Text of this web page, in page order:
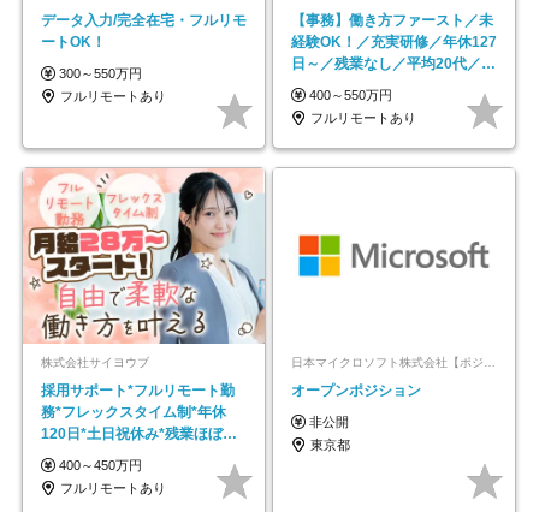
データ入力/完全在宅・フルリモ
ートOK！
300～550万円
フルリモートあり
【事務】働き方ファースト／未
経験OK！／充実研修／年休127
日～／残業なし／平均20代／リ
モートOK
400～550万円
フルリモートあり
株式会社サイヨウブ
採用サポート*フルリモート勤
務*フレックスタイム制*年休
120日*土日祝休み*残業ほぼな
し*育児中社員8割以上
400～450万円
フルリモートあり
日本マイクロソフト株式会社【ポジションマッチ登録】
オープンポジション
非公開
東京都